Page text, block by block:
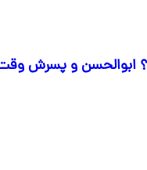
ابوالحسن و پسرش